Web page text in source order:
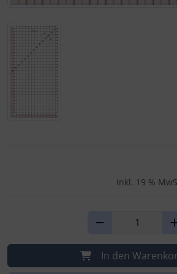
inkl. 19 %
In den